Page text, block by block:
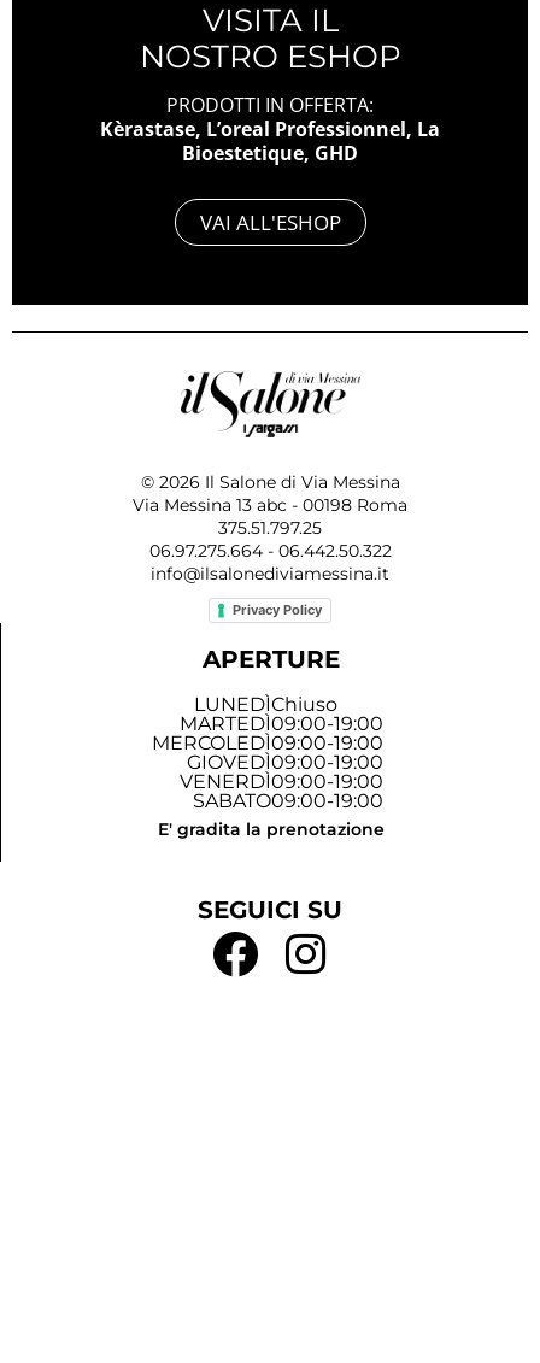
VISITA IL
NOSTRO ESHOP
PRODOTTI IN OFFERTA:
Kèrastase, L’oreal Professionnel, La
Bioestetique, GHD
VAI ALL'ESHOP
© 2026 Il Salone di Via Messina
Via Messina 13 abc - 00198 Roma
375.51.797.25
06.97.275.664 - 06.442.50.322
info@ilsalonediviamessina.it
Privacy Policy
APERTURE
LUNEDÌChiuso
MARTEDÌ09:00-19:00
MERCOLEDÌ09:00-19:00
GIOVEDÌ09:00-19:00
VENERDÌ09:00-19:00
SABATO09:00-19:00
E' gradita la prenotazione
SEGUICI SU